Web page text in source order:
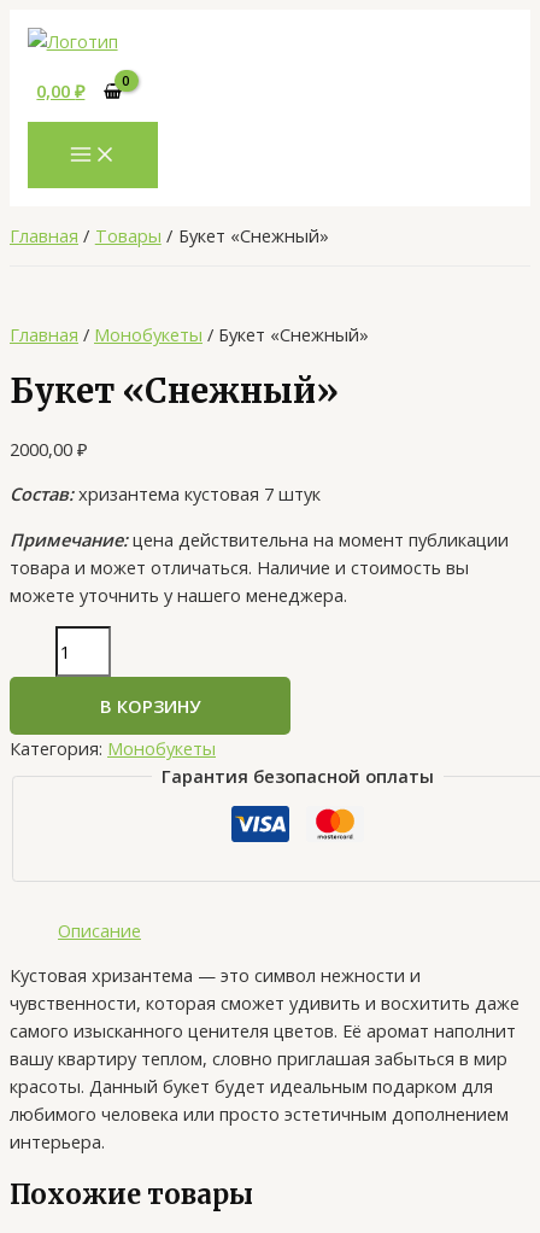
содержимому
0,00₽
Главная Товары Букет «Снежный»
Главная / Монобукеты / Букет «Снежный»
Букет «Снежный»
2000,00 ₽
Состав: хризантема кустовая 7 штук
Примечание:цена действительна на момент публикации
товара и может отличаться. Наличие и стоимость вы
можете уточнить у нашего менеджера.
товара
«Снежный»
В КОРЗИНУ
Категория: Монобукеты
Гарантия безопасной оплаты
Описание
Кустовая хризантема — это символ нежности и
чувственности, которая сможет удивить и восхитить даже
самого изысканного ценителя цветов. Её аромат наполнит
вашу квартиру теплом, словно приглашая забыться в мир
красоты. Данный букет будет идеальным подарком для
любимого человека или просто эстетичным дополнением
интерьера.
Похожие товары